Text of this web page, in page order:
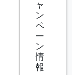
ャ
ン
ペ
ー
ン
情
報